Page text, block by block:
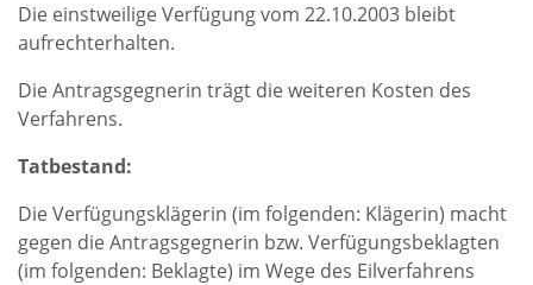
Die einstweilige Verfügung vom 22.10.2003 bleibt
aufrechterhalten.
Die Antragsgegnerin trägt die weiteren Kosten des
Verfahrens.
Tatbestand:
Die Verfügungsklägerin (im folgenden: Klägerin) macht
gegen die Antragsgegnerin bzw. Verfügungsbeklagten
(im folgenden: Beklagte) im Wege des Eilverfahrens